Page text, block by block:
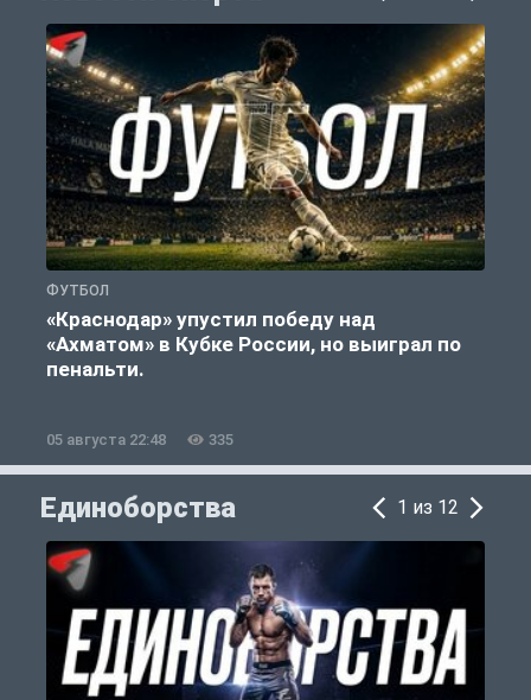
ФУТБОЛ
«Краснодар» упустил победу над
«Ахматом» в Кубке России, но выиграл по
пенальти.
05 августа 22:48 335
Единоборства 1 из 12